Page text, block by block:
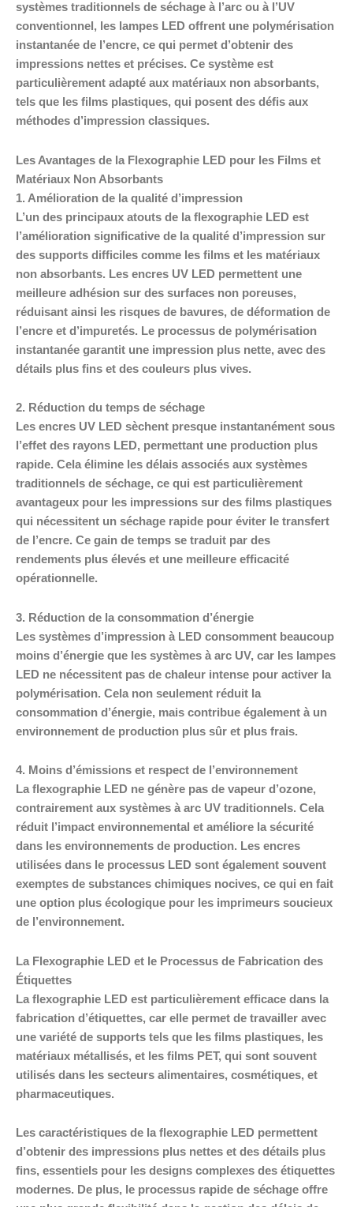
systèmes traditionnels de séchage à l’arc ou à l’UV
conventionnel, les lampes LED offrent une polymérisation
instantanée de l’encre, ce qui permet d’obtenir des
impressions nettes et précises. Ce système est
particulièrement adapté aux matériaux non absorbants,
tels que les films plastiques, qui posent des défis aux
méthodes d’impression classiques.
Les Avantages de la Flexographie LED pour les Films et
Matériaux Non Absorbants
1. Amélioration de la qualité d’impression
L’un des principaux atouts de la flexographie LED est
l’amélioration significative de la qualité d’impression sur
des supports difficiles comme les films et les matériaux
non absorbants. Les encres UV LED permettent une
meilleure adhésion sur des surfaces non poreuses,
réduisant ainsi les risques de bavures, de déformation de
l’encre et d’impuretés. Le processus de polymérisation
instantanée garantit une impression plus nette, avec des
détails plus fins et des couleurs plus vives.
2. Réduction du temps de séchage
Les encres UV LED sèchent presque instantanément sous
l’effet des rayons LED, permettant une production plus
rapide. Cela élimine les délais associés aux systèmes
traditionnels de séchage, ce qui est particulièrement
avantageux pour les impressions sur des films plastiques
qui nécessitent un séchage rapide pour éviter le transfert
de l’encre. Ce gain de temps se traduit par des
rendements plus élevés et une meilleure efficacité
opérationnelle.
3. Réduction de la consommation d’énergie
Les systèmes d’impression à LED consomment beaucoup
moins d’énergie que les systèmes à arc UV, car les lampes
LED ne nécessitent pas de chaleur intense pour activer la
polymérisation. Cela non seulement réduit la
consommation d’énergie, mais contribue également à un
environnement de production plus sûr et plus frais.
4. Moins d’émissions et respect de l’environnement
La flexographie LED ne génère pas de vapeur d’ozone,
contrairement aux systèmes à arc UV traditionnels. Cela
réduit l’impact environnemental et améliore la sécurité
dans les environnements de production. Les encres
utilisées dans le processus LED sont également souvent
exemptes de substances chimiques nocives, ce qui en fait
une option plus écologique pour les imprimeurs soucieux
de l’environnement.
La Flexographie LED et le Processus de Fabrication des
Étiquettes
La flexographie LED est particulièrement efficace dans la
fabrication d’étiquettes, car elle permet de travailler avec
une variété de supports tels que les films plastiques, les
matériaux métallisés, et les films PET, qui sont souvent
utilisés dans les secteurs alimentaires, cosmétiques, et
pharmaceutiques.
Les caractéristiques de la flexographie LED permettent
d’obtenir des impressions plus nettes et des détails plus
fins, essentiels pour les designs complexes des étiquettes
modernes. De plus, le processus rapide de séchage offre